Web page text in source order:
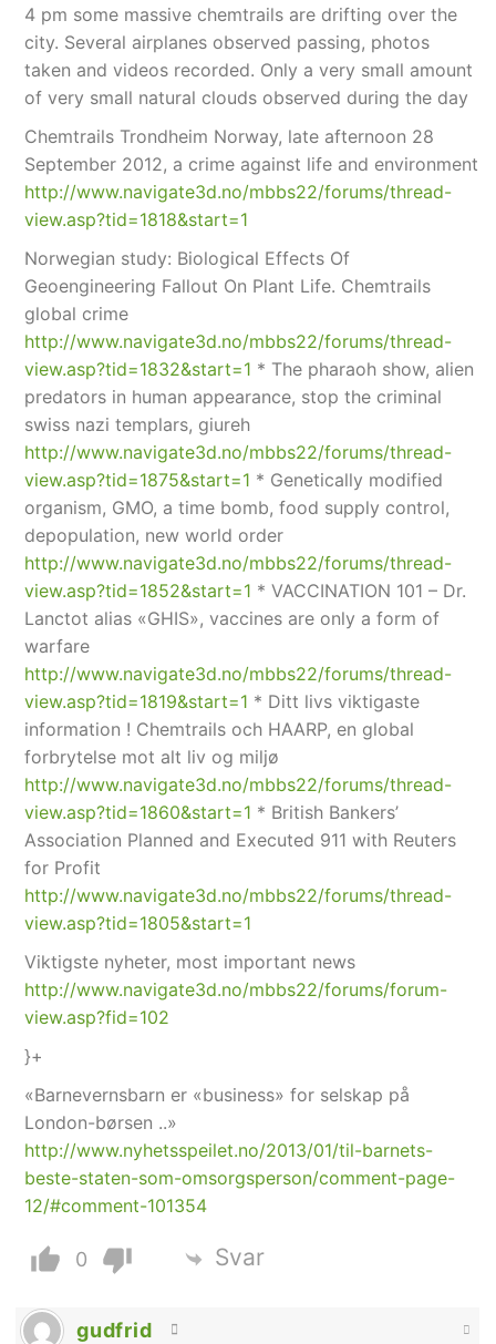
4 pm some massive chemtrails are drifting over the
city. Several airplanes observed passing, photos
taken and videos recorded. Only a very small amount
of very small natural clouds observed during the day
Chemtrails Trondheim Norway, late afternoon 28
September 2012, a crime against life and environment
http://www.navigate3d.no/mbbs22/forums/thread-
view.asp?tid=1818&start=1
Norwegian study: Biological Effects Of
Geoengineering Fallout On Plant Life. Chemtrails
global crime
http://www.navigate3d.no/mbbs22/forums/thread-
view.asp?tid=1832&start=1 * The pharaoh show, alien
predators in human appearance, stop the criminal
swiss nazi templars, giureh
http://www.navigate3d.no/mbbs22/forums/thread-
view.asp?tid=1875&start=1 * Genetically modified
organism, GMO, a time bomb, food supply control,
depopulation, new world order
http://www.navigate3d.no/mbbs22/forums/thread-
view.asp?tid=1852&start=1 * VACCINATION 101 – Dr.
Lanctot alias «GHIS», vaccines are only a form of
warfare
http://www.navigate3d.no/mbbs22/forums/thread-
view.asp?tid=1819&start=1 * Ditt livs viktigaste
information ! Chemtrails och HAARP, en global
forbrytelse mot alt liv og miljø
http://www.navigate3d.no/mbbs22/forums/thread-
view.asp?tid=1860&start=1 * British Bankers’
Association Planned and Executed 911 with Reuters
for Profit
http://www.navigate3d.no/mbbs22/forums/thread-
view.asp?tid=1805&start=1
Viktigste nyheter, most important news
http://www.navigate3d.no/mbbs22/forums/forum-
view.asp?fid=102
}+
«Barnevernsbarn er «business» for selskap på
London-børsen ..»
http://www.nyhetsspeilet.no/2013/01/til-barnets-
beste-staten-som-omsorgsperson/comment-page-
12/#comment-101354
0 Svar
gudfrid